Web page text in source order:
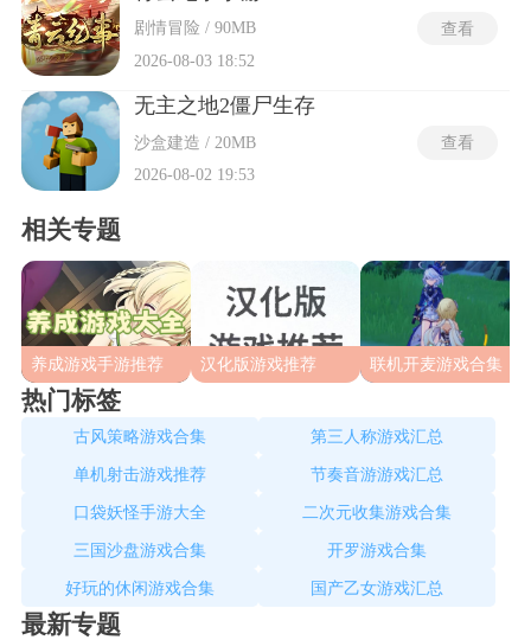
剧情冒险 / 90MB
2026-08-03 18:52
查看
无主之地2僵尸生存
沙盒建造 / 20MB
2026-08-02 19:53
查看
相关专题
养成游戏手游推荐 汉化版游戏推荐 联机开麦游戏合集
热门标签
古风策略游戏合集
第三人称游戏汇总
单机射击游戏推荐
节奏音游游戏汇总
口袋妖怪手游大全
二次元收集游戏合集
三国沙盘游戏合集
开罗游戏合集
好玩的休闲游戏合集
国产乙女游戏汇总
最新专题